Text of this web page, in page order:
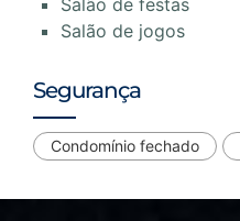
Salão de festas
Salão de jogos
Segurança
Condomínio fechado